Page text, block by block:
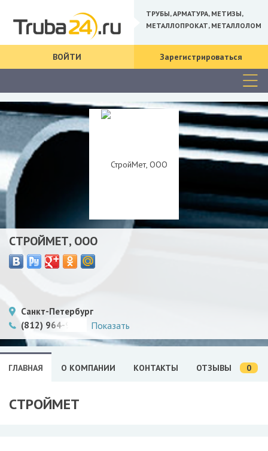
ТРУБЫ, АРМАТУРА, МЕТИЗЫ,
МЕТАЛЛОПРОКАТ, МЕТАЛЛОЛОМ
ВОЙТИ Зарегистрироваться
СТРОЙМЕТ, ООО
Санкт-Петербург
(812) 964-9680
Показать
ГЛАВНАЯ О КОМПАНИИ КОНТАКТЫ ОТЗЫВЫ 0
СТРОЙМЕТ